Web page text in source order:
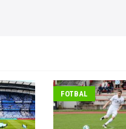
FOTBAL